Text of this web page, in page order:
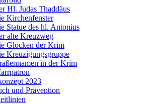
Hl. Judas Thaddäus
Kirchenfenster
Statue des hl. Antonius
alte Kreuzweg
Glocken der Krim
Kreuzigungsgruppe
in der Krim
2023
und Prävention